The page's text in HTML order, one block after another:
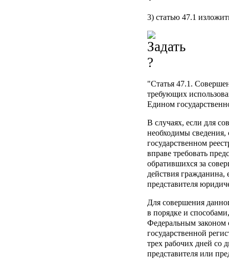
3) статью 47.1
"Статья 47.1.
требующих
Едином
В случаях, если для
необходимы
государственном
вправе требовать
обратившихся за
действия гражданина,
представителя
Для совершения
в порядке и
Федеральным
государственной
трех рабочих дней со
представителя или